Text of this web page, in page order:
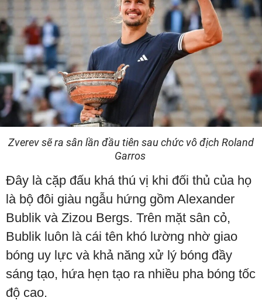
Zverev sẽ ra sân lần đầu tiên sau chức vô địch Roland
Garros
Đây là cặp đấu khá thú vị khi đối thủ của họ
là bộ đôi giàu ngẫu hứng gồm Alexander
Bublik và Zizou Bergs. Trên mặt sân cỏ,
Bublik luôn là cái tên khó lường nhờ giao
bóng uy lực và khả năng xử lý bóng đầy
sáng tạo, hứa hẹn tạo ra nhiều pha bóng tốc
độ cao.